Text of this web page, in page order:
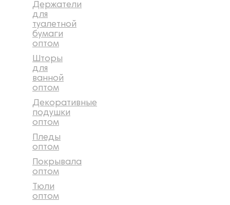
Держатели
для
туалетной
бумаги
оптом
Шторы
для
ванной
оптом
Декоративные
подушки
оптом
Пледы
оптом
Покрывала
оптом
Тюли
оптом